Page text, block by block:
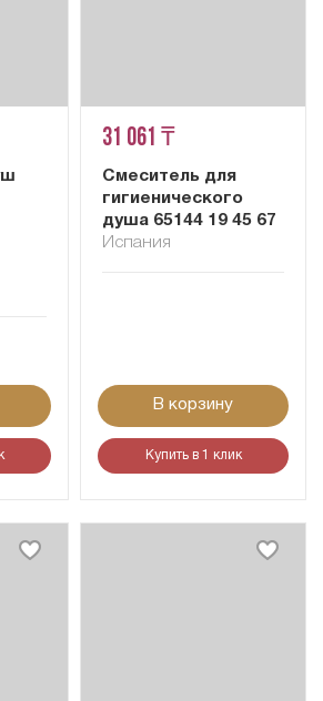
31 061 ₸
Смеситель для
гигиенического
душа 65144 19 45 67
Испания
В корзину
Купить в 1 клик